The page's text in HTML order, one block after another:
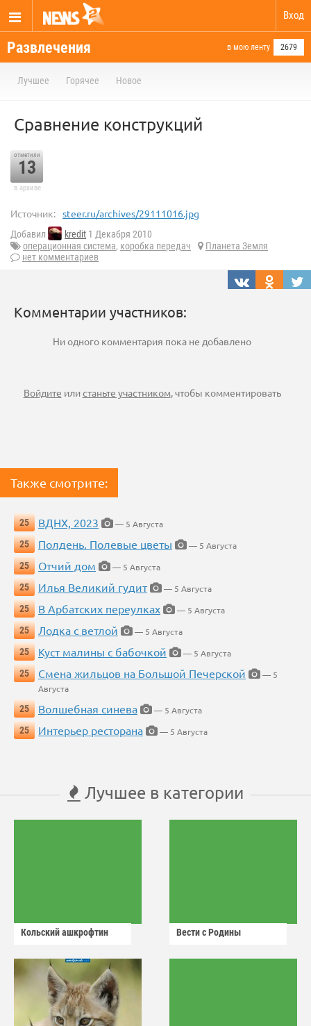
Вход
Развлечения в мою ленту 2679
Лучшее Горячее Новое
Сравнение конструкций
отметили
13
в архиве
Источник: steer.ru/archives/29111016.jpg
Добавил kredit 1 Декабря 2010
операционная система, коробка передач
Планета Земля
нет комментариев
Комментарии участников:
Ни одного комментария пока не добавлено
Войдите илистаньте участником, чтобы комментировать
Также смотрите:
25 ВДНХ, 2023
— 5 Августа
25
Полдень. Полевые цветы
— 5 Августа
25
Отчий дом
— 5 Августа
25
Илья Великий гудит
— 5 Августа
25
В Арбатских переулках
— 5 Августа
25
Лодка с ветлой
— 5 Августа
25
Куст малины с бабочкой
— 5 Августа
25
Смена жильцов на Большой Печерской
— 5
Августа
25
Волшебная синева
— 5 Августа
25
Интерьер ресторана — 5 Августа
Лучшее в категории
Кольский ашкрофтин Вести с Родины